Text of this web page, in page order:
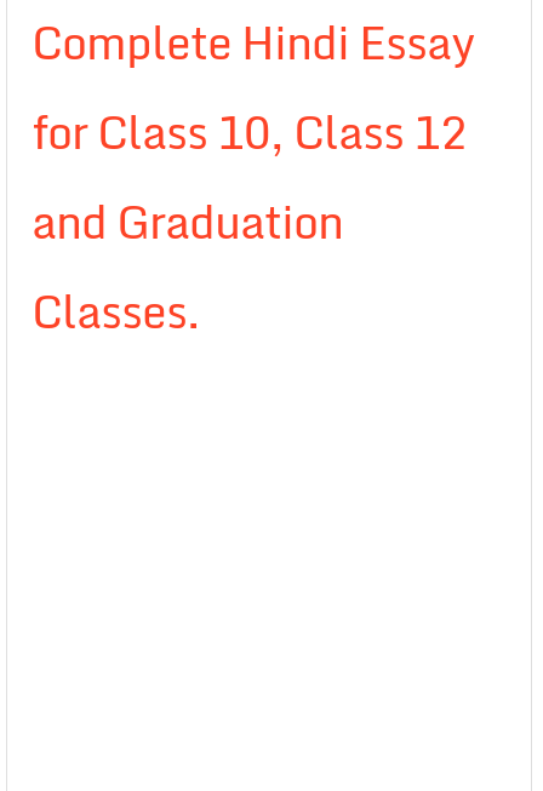
Complete Hindi Essay
for Class 10, Class 12
and Graduation
Classes.